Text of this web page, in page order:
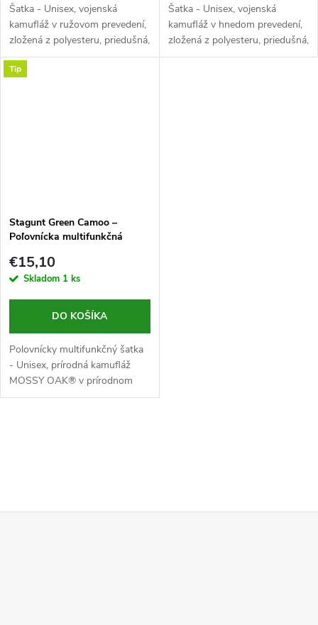
Šatka - Unisex, vojenská
kamufláž v ružovom prevedení,
zložená z polyesteru, priedušná,
rozmer 1800x900 mm
Šatka - Unisex, vojenská
kamufláž v hnedom prevedení,
zložená z polyesteru, priedušná,
rozmer 1850x700 mm
Tip
Stagunt Green Camoo –
Poľovnícka multifunkčná
€15,10
Skladom 1 ks
DO KOŠÍKA
Polovnícky multifunkčný šatka
- Unisex, prírodná kamufláž
MOSSY OAK® v prírodnom
prevedení, zložená z polyesteru,